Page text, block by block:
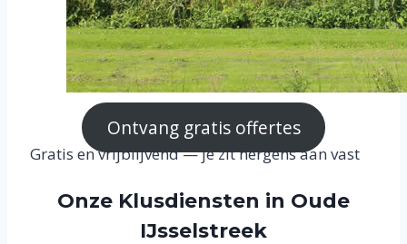
Ontvang gratis offertes
Gratis en vrijblijvend — je zit nergens aan vast
Onze Klusdiensten in Oude
IJsselstreek